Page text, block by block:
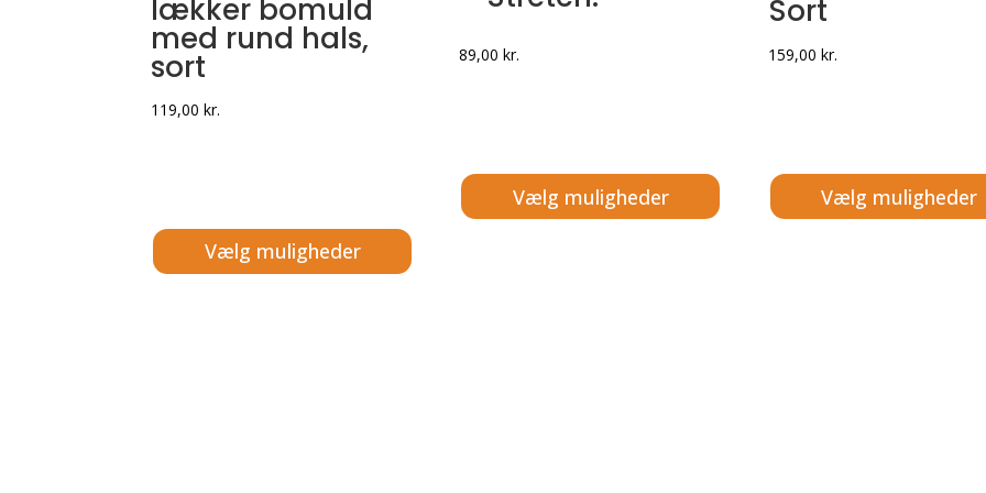
lækker bomuld
med rund hals,
sort
119,00 kr.
Vælg muligheder
89,00kr.
Vælg muligheder
Sort
159,00 kr.
Vælg muligheder